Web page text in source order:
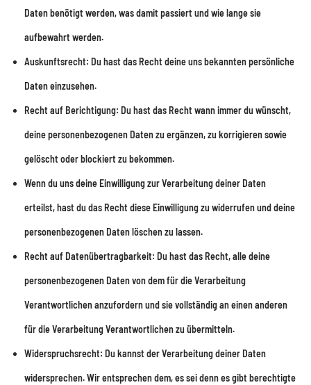
Daten benötigt werden, was damit passiert und wie lange sie
aufbewahrt werden.
Auskunftsrecht: Du hast das Recht deine uns bekannten persönliche
Daten einzusehen.
Recht auf Berichtigung: Du hast das Recht wann immer du wünscht,
deine personenbezogenen Daten zu ergänzen, zu korrigieren sowie
gelöscht oder blockiert zu bekommen.
Wenn du uns deine Einwilligung zur Verarbeitung deiner Daten
erteilst, hast du das Recht diese Einwilligung zu widerrufen und deine
personenbezogenen Daten löschen zu lassen.
Recht auf Datenübertragbarkeit: Du hast das Recht, alle deine
personenbezogenen Daten von dem für die Verarbeitung
Verantwortlichen anzufordern und sie vollständig an einen anderen
für die Verarbeitung Verantwortlichen zu übermitteln.
Widerspruchsrecht: Du kannst der Verarbeitung deiner Daten
widersprechen. Wir entsprechen dem, es sei denn es gibt berechtigte